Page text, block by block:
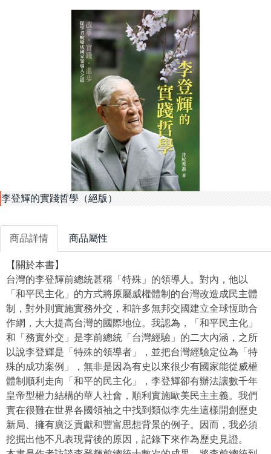
李登輝的實踐哲學（絕版）
商品詳情 商品屬性
【關於本書】
台灣的李登輝前總統甚稱「特殊」的領導人。對內，他以
「和平民主化」的方式將原屬威權體制的台灣改造成民主體
制，對外則實施實務外交，和許多無邦交國建立全球恆助合
作網，大大提高台灣的國際地位。我認為，「和平民主化」
和「務實外交」是李前總統「台灣經驗」的二大內涵，之所
以說李登輝是「特殊的領導者」，並把台灣經驗定位為「特
殊的成功案例」，無非是因為有史以來很少有國家能從威權
體制順利走向「和平的民主化」，李登輝卻有辦法讓數千年
皇帝型權力結構的華人社會，順利實施歐美民主主義。我們
實在很難在世界各國領袖之中找到類似李先生這樣開創歷史
新局、擁有廣泛貢獻和豐富思想背景的例子。因而，我必須
挖掘出他不凡表現背後的原因，記錄下來作為歷史見證。